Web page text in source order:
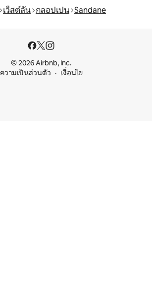
เว็สต์ลัน กลอปเปน Sandane
© 2026 Airbnb, Inc.
ความเป็นส่วนตัว
เงื่อนไข